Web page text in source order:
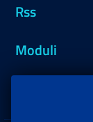
Rss
Moduli